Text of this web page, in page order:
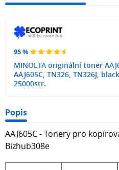
95 %
MINOLTA originální toner
AAJ605C, TN326, TN326J, black,
25000str.
Popis
AAJ605C - Tonery pro
Bizhub308e